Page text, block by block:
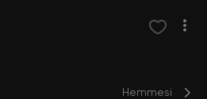
Hemmesi